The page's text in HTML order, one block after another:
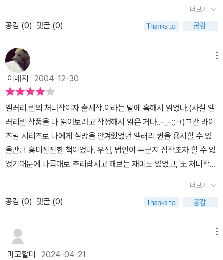
이 높은 변호사 몬테 필드이고, 이 연극을 관람하고 있는 수 많은 사람
들이 용의자로 조사를 받는다. 리처드 퀸 경감은 극장에 있던 모든 사
람들을 대상으로 수사를 진행하고, 명석한 두뇌를 지닌 경감의 아들
엘러리 퀸이 그를 돕는다. 퀸 경감과 엘러리는 몬테 필드의 실크 모자
가 살인 현장에서 사라진 것을 발견하고는 모자에 초점을 맞추어 수
사를 진행시키는데…. 뉴욕 경찰청의 리처드 퀸 경감과 그의 아들 엘
러리 퀸의 역사적인 첫 활약이 드디어 시작된다.차례를 훑어보면서
사건을 살펴보자면, 4막 22장으로 구성하고 희곡적인 장르로 보여준
다.1막은 제1장 연극, 관객, 그리고 시체 제2장 행동하는 퀸, 관찰하는
퀸 제3장 '목사'의 재난 제4장 두 용의자 제5장 퀸 총경의 신문 제6장
지방검사, 죽은 이에 대해 말하다 제7장 퀸 부자의 추리 그리고 이
어지는 제2막에서는제8장 퀸 부자, 필드의 약혼녀를 만나다퀸 부자
가 필드의 애인(안젤라 루소로 몬테 필드의 숨겨진 약혼녀)을 만난다.
제9장 수수께끼 인물 마이클스 등장 제10장 수사의 열쇠는 실크햇
는지를 알게 됨)가 드리워진다제12장 퀸 부자의 방문 이 장에서는 퀸
부자가 어느 명문가(프랭클린 아이브스 포프와 부인인 캐서린, 몬테
더보기
공감 (0) 댓글 (0)
이매지 2004-12-30
앨러리 퀸의 처녀작이자 출세작.이라는 말에 혹해서 읽었다.(사실 앨
러리퀸 작품을 다 읽어보려고 작정해서 읽은 거다..-_-;;ㅋ)그간 라이
츠빌 시리즈로 나에게 실망을 안겨줬었던 앨러리 퀸을 용서할 수 있
을만큼 흥미진진한 책이었다. 우선, 범인이 누군지 짐작조차 할 수 없
었기때문에 나름대로 추리랍시고 해보는 재미도 있었고, 또 처녀작이
경우 좀 부족한 점도 있기 마련인데, 앨러리퀸의 처녀작은 전성기때
의 작품들 못지않게 매우 재미있었다. 비극시리즈를 읽으면서 홀딱반
해버린 드루리 레인이 탐정으로 더 어울리지만! 그래도 퀸 부자의 이
야기도 나름대로 재미있다. (드루리 레인쪽이 하지만 더 탐정틱하고
더보기
공감 (0) 댓글 (0)
마고할미 2024-04-21